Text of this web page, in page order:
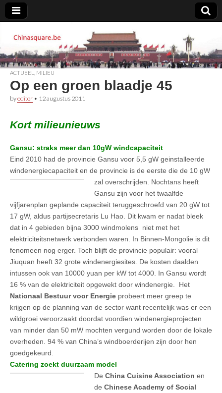
Chinasquare.be
ACTUEEL MILIEU
Op een groen blaadje 45
byeditor • 12 augustus 2011
Kort milieunieuws
Gansu: straks meer dan 10gW windcapaciteit
Eind 2010 had de provincie Gansu voor 5,5 gW geinstalleerde
windenergiecapaciteit en de provincie is de eerste die de 10 gW
zal overschrijden. Nochtans heeft
Gansu zijn voor het twaalfde
vijfjarenplan geplande capaciteit teruggeschroefd van 20 gW tot
17 gW, aldus partijsecretaris Lu Hao. Dit kwam er nadat bleek
dat in 4 gebieden bijna 3000 windmolens niet met het
elektriciteitsnetwerk verbonden waren. In Binnen-Mongolie is dit
fenomeen nog erger. Toch blijft de provincie populair: vooral
Jiuquan heeft 32 grote windenergiesites. De kosten daalden
intussen ook van 10000 yuan per kW tot 4000. In Gansu wordt
16 % van de elektriciteit opgewekt door windenergie. Het
Nationaal Bestuur voor Energie probeert meer greep te
krijgen op de planning van de sector want recentelijk was er een
wildgroei veroorzaakt doordat voordien windenergieprojecten
van minder dan 50 mW mochten vergund worden door de lokale
overheden. 94 % van China’s windboerderijen zijn door hen
goedgekeurd.
Catering zoekt duurzaam model
De China Cuisine Association en
de Chinese Academy of Social